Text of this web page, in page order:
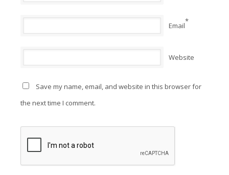
Email*
Website
Save my name, email, and website in this browser for
the next time I comment.